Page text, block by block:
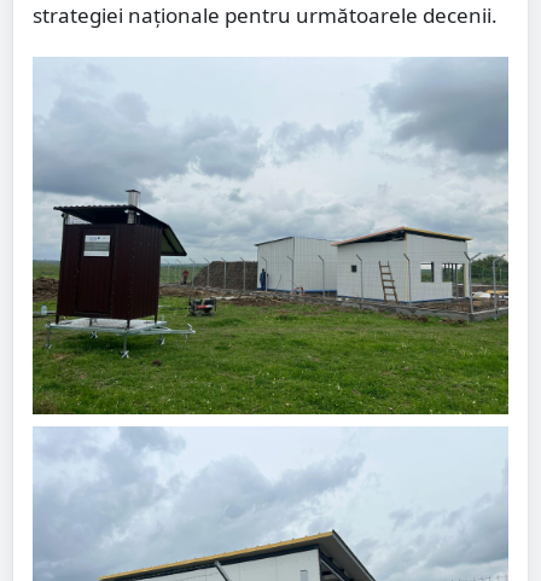
strategiei naționale pentru următoarele decenii.